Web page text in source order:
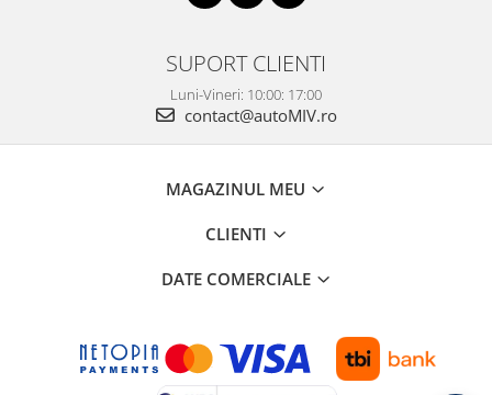
SUPORT CLIENTI
Luni-Vineri: 10:00: 17:00
contact@autoMIV.ro
MAGAZINUL MEU
CLIENTI
DATE COMERCIALE